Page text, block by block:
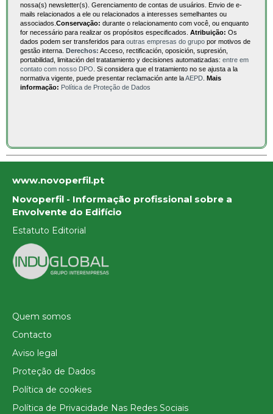
nossa(s) newsletter(s). Gerenciamento de contas de usuários. Envio de e-
mails relacionados a ele ou relacionados a interesses semelhantes ou
associados. Conservação: durante o relacionamento com você, ou enquanto
for necessário para realizar os propósitos especificados. Atribuição: Os
dados podem ser transferidos para outras empresas do grupo por motivos de
gestão interna. Derechos: Acceso, rectificación, oposición, supresión,
portabilidad, limitación del tratatamiento y decisiones automatizadas: entre em
contato com nosso DPO . Si considera que el tratamiento no se ajusta a la
normativa vigente, puede presentar reclamación ante laAEPD Mais
informação: Política de Proteção de Dados
www.novoperfil.pt
Novoperfil - Informação profissional sobre a
Envolvente do Edifício
Estatuto Editorial
Quem somos
Contacto
Aviso legal
Proteção de Dados
Política de cookies
Política de Privacidade Nas Redes Sociais